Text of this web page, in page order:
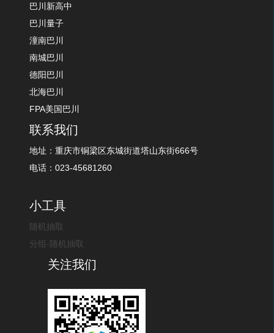
巴川新高中
巴川量子
潼南巴川
南城巴川
德阳巴川
北海巴川
FPA美国巴川
联系我们
地址：重庆市铜梁区东城街道塔山东街666号
电话：023-45681260
小工具
随机抽取
分组-随机抽取
关注我们